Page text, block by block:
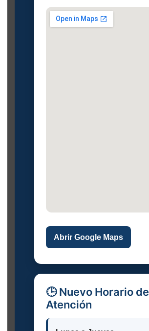
Abrir Google Maps
🕒 Nuevo Horario de
Atención